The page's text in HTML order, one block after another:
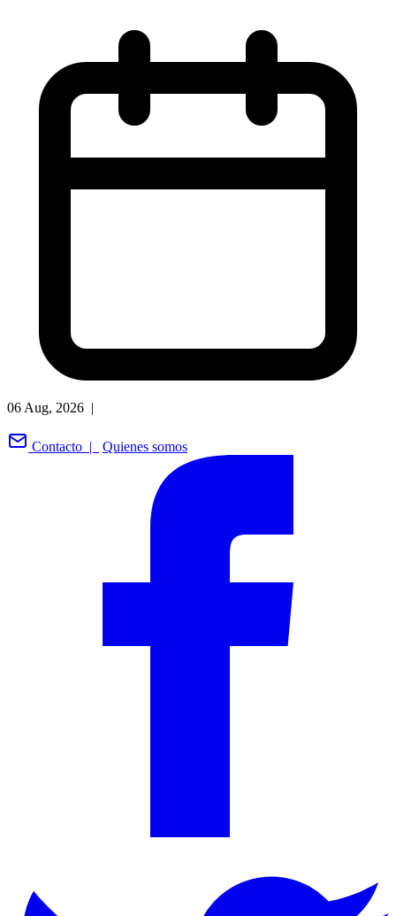
06 Aug, 2026 |
Contacto | Quienes somos